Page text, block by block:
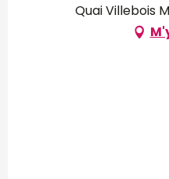
Quai Villebois